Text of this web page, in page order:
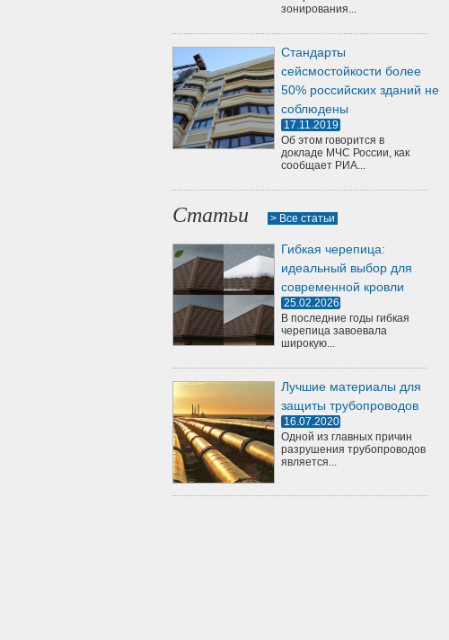
зонирования...
Стандарты
сейсмостойкости более
50% российских зданий не
соблюдены
17.11.2019
Об этом говорится в
докладе МЧС России, как
сообщает РИА...
Статьи > Все статьи
Гибкая черепица:
идеальный выбор для
современной кровли
25.02.2026
В последние годы гибкая
черепица завоевала
широкую...
Лучшие материалы для
защиты трубопроводов
16.07.2020
Одной из главных причин
разрушения трубопроводов
является...